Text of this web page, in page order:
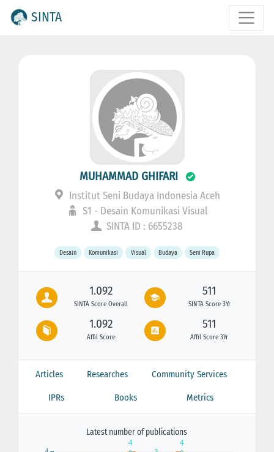
SINTA
MUHAMMAD GHIFARI
Institut Seni Budaya Indonesia Aceh
S1 - Desain Komunikasi Visual
SINTA ID : 6655238
Desain Komunikasi Visual Budaya Seni Rupa
1.092
SINTA Score Overall
511
SINTA Score 3Yr
1.092
Affil Score
511
Affil Score 3Yr
Articles Researches Community Services
IPRs Books Metrics
Latest number of publications